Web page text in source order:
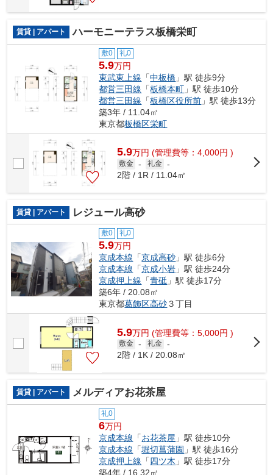
賃貸 | アパート ハーモニーテラス板橋栄町
敷0 礼0
5.9万円
東武東上線 「中板橋 」駅 徒歩9分
都営三田線 「板橋本町 」駅 徒歩10分
都営三田線 「板橋区役所前 」駅 徒歩13分
築3年 / 11.04㎡
東京都板橋区栄町
5.9万円 (管理費等：4,000円 )
敷金 - 礼金 -
2階 / 1R / 11.04㎡
賃貸 | アパート レジュール高砂
敷0 礼0
5.9万円
京成本線 「京成高砂 」駅 徒歩6分
京成本線 「京成小岩 」駅 徒歩24分
京成押上線 「青砥 」駅 徒歩17分
築6年 / 20.08㎡
東京都葛飾区高砂３丁目
5.9万円 (管理費等：5,000円 )
敷金 - 礼金 -
2階 / 1K / 20.08㎡
賃貸 | アパート メルディアお花茶屋
礼0
6万円
京成本線 「お花茶屋 」駅 徒歩10分
京成本線 「堀切菖蒲園 」駅 徒歩16分
京成押上線 「四ツ木 」駅 徒歩17分
築4年 / 16.32㎡